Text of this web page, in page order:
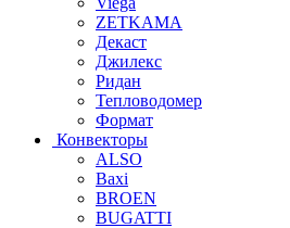
ZETKAMA
Декаст
Джилекс
Ридан
Тепловодомер
Формат
Конвекторы
ALSO
Baxi
BROEN
BUGATTI